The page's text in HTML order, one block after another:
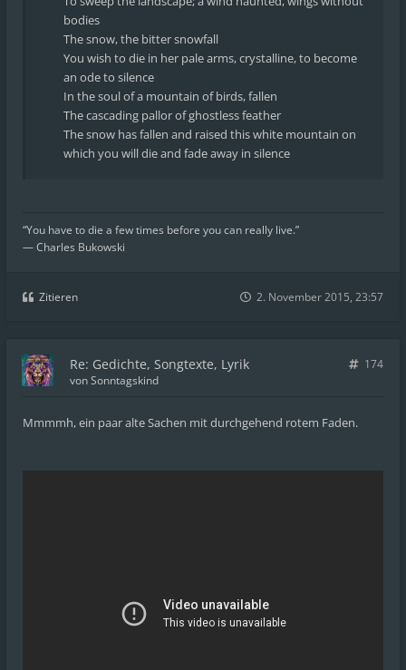
bodies
The snow, the bitter snowfall
You wish to die in her pale arms, crystalline, to become
an ode to silence
In the soul of a mountain of birds, fallen
The cascading pallor of ghostless feather
The snow has fallen and raised this white mountain on
which you will die and fade away in silence
“You have to die a few times before you can really live.”
― Charles Bukowski
Zitieren 2. November 2015, 23:57
Re: Gedichte, Songtexte, Lyrik
174
vonSonntagskind
Mmmmh, ein paar alte Sachen mit durchgehend rotem Faden.